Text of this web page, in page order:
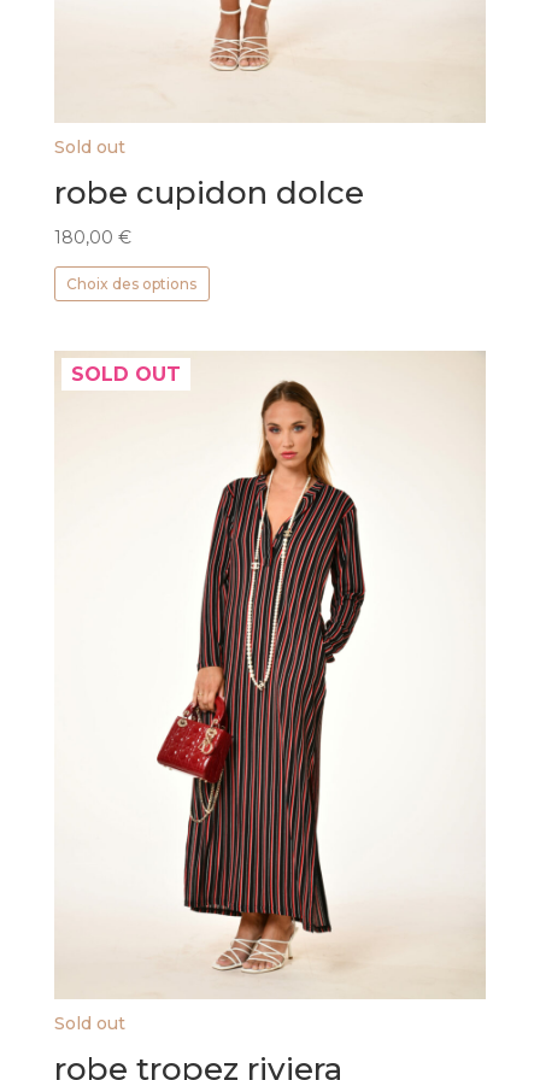
Sold out
robe cupidon dolce
180,00 €
Choix des options
Ce
plusieurs
variations.
options
peuvent
être
choisies
sur
la
page
du
produit
SOLD OUT
Sold out
robe tropez riviera